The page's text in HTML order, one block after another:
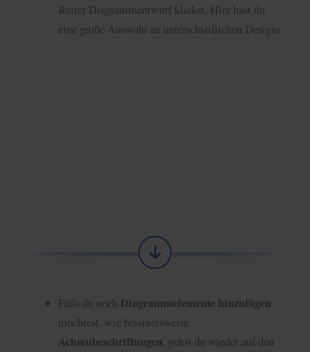
Reiter Diagrammentwurf klickst. Hier hast du
eine große Auswahl an unterschiedlichen Designs.
Falls du noch Diagrammelemente hinzufügen
möchtest, wie beispielsweise
Achsenbeschriftungen, gehst du wieder auf den